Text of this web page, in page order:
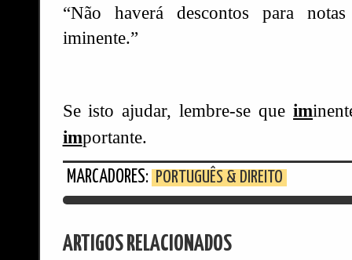
“Não haverá descontos para
iminente.”
Se isto ajudar, lembre-se queim
importante.
MARCADORES: PORTUGUÊS & DIREITO
ARTIGOS RELACIONADOS